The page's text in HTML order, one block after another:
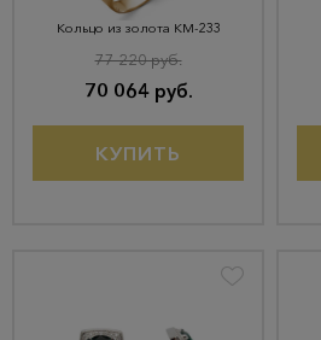
Кольцо из золота КМ-233
70 064 руб.
77 220 руб.
КУПИТЬ